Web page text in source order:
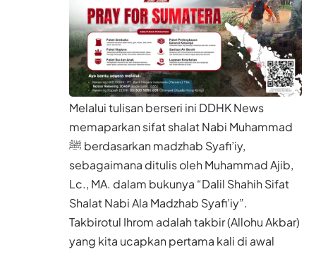
Melalui tulisan berseri ini DDHK News
memaparkan sifat shalat Nabi Muhammad
ﷺ berdasarkan madzhab Syafi’iy,
sebagaimana ditulis oleh Muhammad Ajib,
Lc., MA. dalam bukunya “Dalil Shahih Sifat
Shalat Nabi Ala Madzhab Syafi’iy”.
Takbirotul Ihrom adalah takbir (Allohu Akbar)
yang kita ucapkan pertama kali di awal